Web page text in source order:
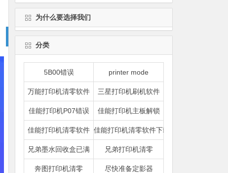
为什么要选择我们
分类
5B00错误 printer mode
万能打印机清零软件 三星打印机刷机软件
佳能打印机P07错误 佳能打印机主板解锁
佳能打印机清零软件 佳能打印机清零软件下载
兄弟墨水回收盒已满 兄弟打印机清零
奔图打印机清零 尽快准备定影器